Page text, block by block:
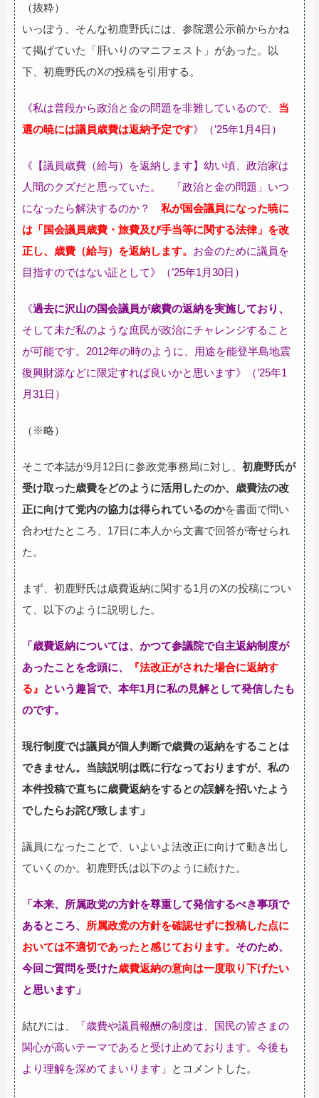
（抜粋）
いっぽう、そんな初鹿野氏には、参院選公示前からかね
て掲げていた「肝いりのマニフェスト」があった。以
下、初鹿野氏のXの投稿を引用する。
《私は普段から政治と金の問題を非難しているので、 当
選の暁には議員歳費は返納予定です》（’25年1月4日）
《【議員歳費（給与）を返納します】幼い頃、政治家は
人間のクズだと思っていた。 「政治と金の問題」いつ
になったら解決するのか？ 私が国会議員になった暁に
は「国会議員歳費・旅費及び手当等に関する法律」を改
正し、歳費（給与）を返納します。 お金のために議員を
目指すのではない証として》（’25年1月30日）
《過去に沢山の国会議員が歳費の返納を実施しており、
そして未だ私のような庶民が政治にチャレンジすること
が可能です。2012年の時のように、用途を能登半島地震
復興財源などに限定すれば良いかと思います》（’25年1
月31日）
（※略）
そこで本誌が9月12日に参政党事務局に対し、 初鹿野氏が
受け取った歳費をどのように活用したのか、歳費法の改
正に向けて党内の協力は得られているのかを書面で問い
合わせたところ、17日に本人から文書で回答が寄せられ
た。
まず、初鹿野氏は歳費返納に関する1月のXの投稿につい
て、以下のように説明した。
「歳費返納については、かつて参議院で自主返納制度が
あったことを念頭に、
『法改正がされた場合に返納す
る』 という趣旨で、本年1月に私の見解として発信したも
のです。
現行制度では議員が個人判断で歳費の返納をすることは
できません。当該説明は既に行なっておりますが、私の
本件投稿で直ちに歳費返納をするとの誤解を招いたよう
でしたらお詫び致します」
議員になったことで、いよいよ法改正に向けて動き出し
ていくのか。初鹿野氏は以下のように続けた。
「本来、所属政党の方針を尊重して発信するべき事項で
あるところ、 所属政党の方針を確認せずに投稿した点に
おいては不適切であったと感じております。 そのため、
今回ご質問を受けた歳費返納の意向は一度取り下げたい
と思います」
結びには、
「歳費や議員報酬の制度は、国民の皆さまの
関心が高いテーマであると受け止めております。今後も
より理解を深めてまいります」
とコメントした。